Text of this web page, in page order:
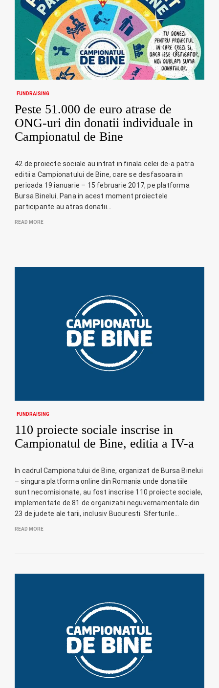
FUNDRAISING
Peste 51.000 de euro atrase de
ONG-uri din donatii individuale in
Campionatul de Bine
42 de proiecte sociale au intrat in finala celei de-a patra
editii a Campionatului de Bine, care se desfasoara in
perioada 19 ianuarie – 15 februarie 2017, pe platforma
Bursa Binelui. Pana in acest moment proiectele
participante au atras donatii…
READ MORE
FUNDRAISING
110 proiecte sociale inscrise in
Campionatul de Bine, editia a IV-a
In cadrul Campionatului de Bine, organizat de Bursa Binelui
– singura platforma online din Romania unde donatiile
sunt necomisionate, au fost inscrise 110 proiecte sociale,
implementate de 81 de organizatii neguvernamentale din
23 de judete ale tarii, inclusiv Bucuresti. Sferturile…
READ MORE